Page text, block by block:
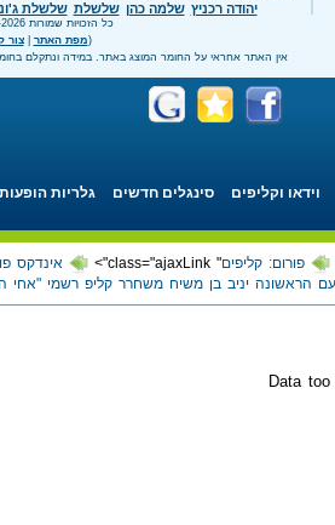
יהודה רכניץ שלמה כהן שלשלת שלשלת
כל הזכויות שמורות 2013-2026 ©.
(מפת האתר |צור
אין האתר אחראי על החומר המוצג באתר. במידה ונתקלם
וידאו וקליפים סינגלים חדשים גלריות הופעות
פורום: קליפים" class="ajaxLink"> אינדקס
הראשונה יניב בן משיח משחרר קליפ רשמי "אחי
Data